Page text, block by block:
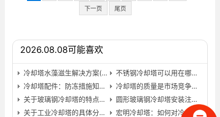
下一页
尾页
2026.08.08可能喜欢
冷却塔水藻滋生解决方案(冷却塔水藻清除妙招)…
不锈钢冷却塔可以用在哪些地方呢？(广东不锈钢管冷却塔生…
冷却塔配件：防冻措施知多少(如何增加冷却塔的冷却效果)…
冷却塔的质量是市场竞争的核心!
关于玻璃钢冷却塔的特点你了解有多少？(使用玻璃钢冷却塔…
圆形玻璃钢冷却塔安装注意事项
关于工业冷却塔的具体分类形式介绍(冷却塔的分类有哪些)…
宏明冷却塔：如何对冷却塔进行保养？(宏明冷却塔安装图)…